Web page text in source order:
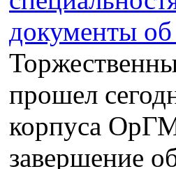
прошел
корпуса
завершение